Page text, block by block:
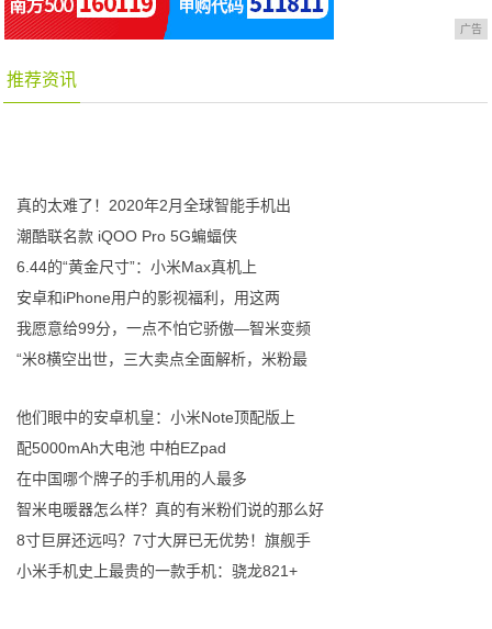
广告
推荐资讯
真的太难了！2020年2月全球智能手机出
潮酷联名款 iQOO Pro 5G蝙蝠侠
6.44的“黄金尺寸”：小米Max真机上
安卓和iPhone用户的影视福利，用这两
我愿意给99分，一点不怕它骄傲—智米变频
“米8横空出世，三大卖点全面解析，米粉最
他们眼中的安卓机皇：小米Note顶配版上
配5000mAh大电池 中柏EZpad
在中国哪个牌子的手机用的人最多
智米电暖器怎么样？真的有米粉们说的那么好
8寸巨屏还远吗？7寸大屏已无优势！旗舰手
小米手机史上最贵的一款手机：骁龙821+